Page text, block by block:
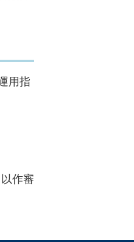
用指
作審